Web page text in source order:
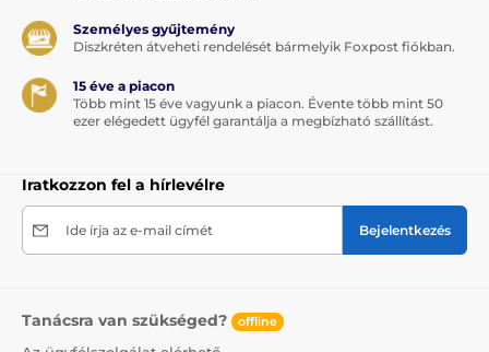
Személyes gyűjtemény
Diszkréten átveheti rendelését bármelyik Foxpost fiókban.
15 éve a piacon
Több mint 15 éve vagyunk a piacon. Évente több mint 50
ezer elégedett ügyfél garantálja a megbízható szállítást.
Iratkozzon fel a hírlevélre
Ide írja az e-mail címét Bejelentkezés
Tanácsra van szükséged? offline